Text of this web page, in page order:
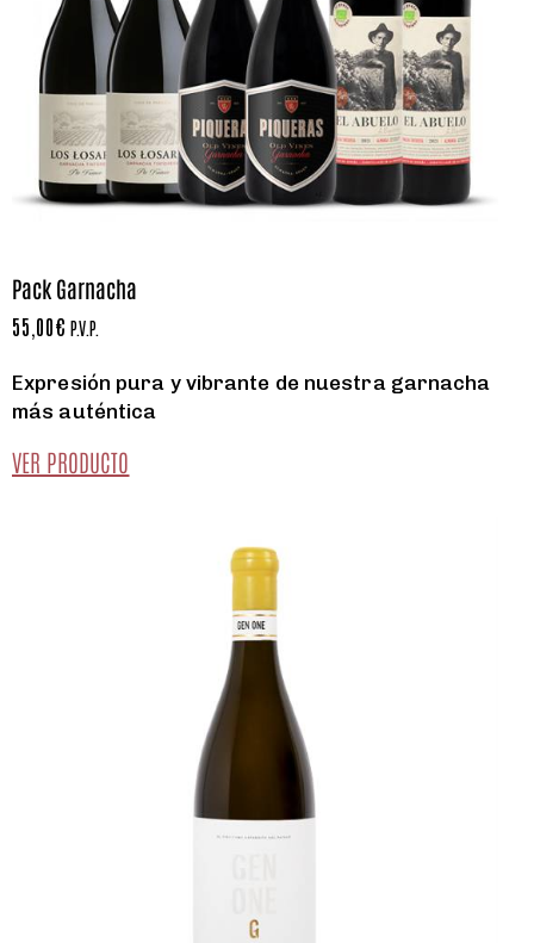
Pack Garnacha
55,00€ P.V.P.
Expresión pura y vibrante de nuestra garnacha
más auténtica
VER PRODUCTO